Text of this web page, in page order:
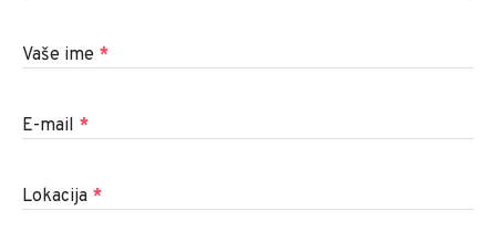
Vaše ime *
E-mail *
Lokacija *